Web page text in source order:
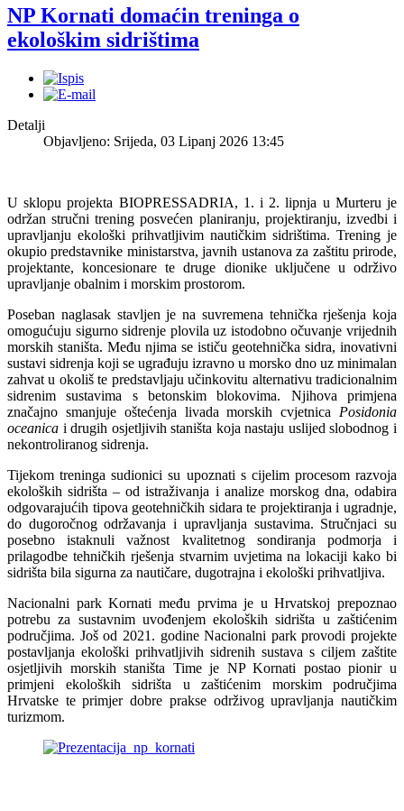
NP Kornati domaćin treninga o
ekološkim sidrištima
Detalji
Objavljeno: Srijeda, 03 Lipanj 2026 13:45
U sklopu projekta BIOPRESSADRIA, 1. i 2. lipnja u Murteru je
održan stručni trening posvećen planiranju, projektiranju, izvedbi i
upravljanju ekološki prihvatljivim nautičkim sidrištima. Trening je
okupio predstavnike ministarstva, javnih ustanova za zaštitu prirode,
projektante, koncesionare te druge dionike uključene u održivo
upravljanje obalnim i morskim prostorom.
Poseban naglasak stavljen je na suvremena tehnička rješenja koja
omogućuju sigurno sidrenje plovila uz istodobno očuvanje vrijednih
morskih staništa. Među njima se ističu geotehnička sidra, inovativni
sustavi sidrenja koji se ugrađuju izravno u morsko dno uz minimalan
zahvat u okoliš te predstavljaju učinkovitu alternativu tradicionalnim
sidrenim sustavima s betonskim blokovima. Njihova primjena
značajno smanjuje oštećenja livada morskih cvjetnica Posidonia
oceanica i drugih osjetljivih staništa koja nastaju uslijed slobodnog i
nekontroliranog sidrenja.
Tijekom treninga sudionici su upoznati s cijelim procesom razvoja
ekoloških sidrišta – od istraživanja i analize morskog dna, odabira
odgovarajućih tipova geotehničkih sidara te projektiranja i ugradnje,
do dugoročnog održavanja i upravljanja sustavima. Stručnjaci su
posebno istaknuli važnost kvalitetnog sondiranja podmorja i
prilagodbe tehničkih rješenja stvarnim uvjetima na lokaciji kako bi
sidrišta bila sigurna za nautičare, dugotrajna i ekološki prihvatljiva.
Nacionalni park Kornati među prvima je u Hrvatskoj prepoznao
potrebu za sustavnim uvođenjem ekoloških sidrišta u zaštićenim
područjima. Još od 2021. godine Nacionalni park provodi projekte
postavljanja ekološki prihvatljivih sidrenih sustava s ciljem zaštite
osjetljivih morskih staništa Time je NP Kornati postao pionir u
primjeni ekoloških sidrišta u zaštićenim morskim područjima
Hrvatske te primjer dobre prakse održivog upravljanja nautičkim
turizmom.